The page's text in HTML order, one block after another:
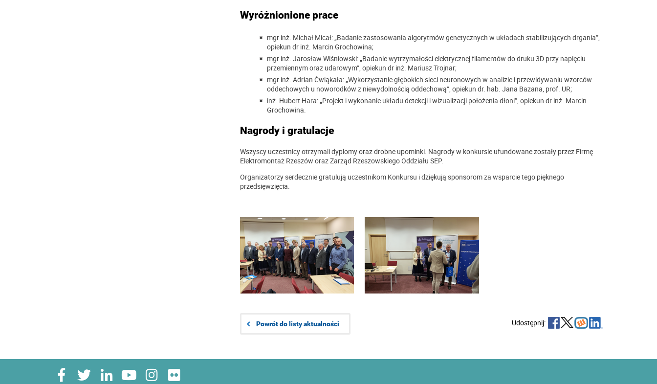
Wyróżnionione prace
mgr inż. Michał Micał: „Badanie zastosowania algorytmów genetycznych w układach stabilizujących drgania”,
opiekun dr inż. Marcin Grochowina;
mgr inż. Jarosław Wiśniowski: „Badanie wytrzymałości elektrycznej filamentów do druku 3D przy napięciu
przemiennym oraz udarowym”, opiekun dr inż. Mariusz Trojnar;
mgr inż. Adrian Ćwiąkała: „Wykorzystanie głębokich sieci neuronowych w analizie i przewidywaniu wzorców
oddechowych u noworodków z niewydolnością oddechową”, opiekun dr. hab. Jana Bazana, prof. UR;
inż. Hubert Hara: „Projekt i wykonanie układu detekcji i wizualizacji położenia dłoni”, opiekun dr inż. Marcin
Grochowina.
Nagrody i gratulacje
Wszyscy uczestnicy otrzymali dyplomy oraz drobne upominki. Nagrody w konkursie ufundowane zostały przez Firmę
Elektromontaż Rzeszów oraz Zarząd Rzeszowskiego Oddziału SEP.
Organizatorzy serdecznie gratulują uczestnikom Konkursu i dziękują sponsorom za wsparcie tego pięknego
przedsięwzięcia.
Udostępnij:
Powrót do listy aktualności